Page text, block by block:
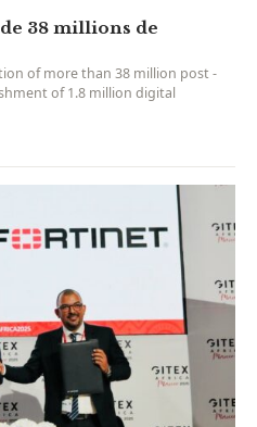
38 millions de
of more than 38 million post -
of 1.8 million digital